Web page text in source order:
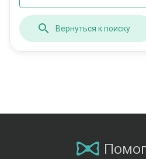
Вернуться к поиску